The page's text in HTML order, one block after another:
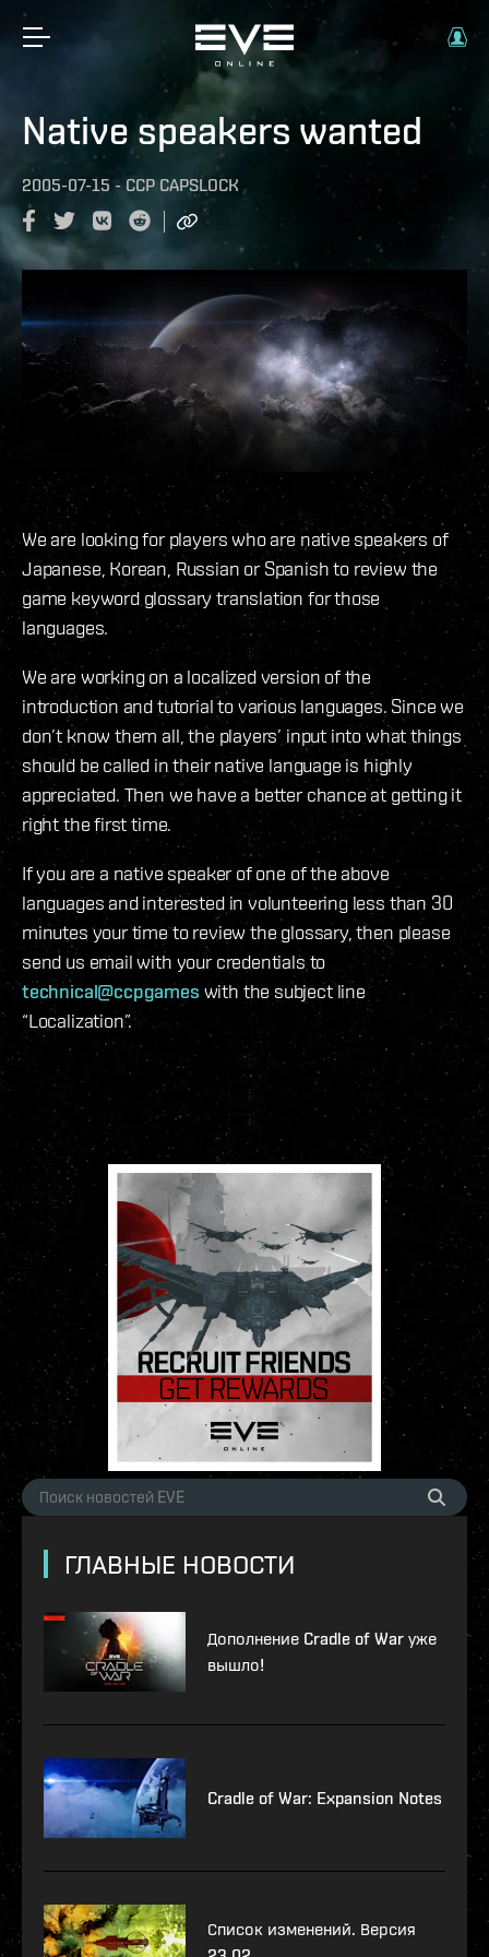
Native speakers wanted
2005-07-15 - CCP CAPSLOCK
We are looking for players who are native speakers of
Japanese, Korean, Russian or Spanish to review the
game keyword glossary translation for those
languages.
We are working on a localized version of the
introduction and tutorial to various languages. Since we
don’t know them all, the players’ input into what things
should be called in their native language is highly
appreciated. Then we have a better chance at getting it
right the first time.
If you are a native speaker of one of the above
languages and interested in volunteering less than 30
minutes your time to review the glossary, then please
send us email with your credentials to
technical@ccpgames with the subject line
“Localization”.
ГЛАВНЫЕ НОВОСТИ
Дополнение Cradle of War уже
вышло!
Cradle of War: Expansion Notes
Список изменений. Версия